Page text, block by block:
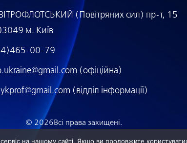
(Повітряних сил) пр-т, 15
м. Київ
00-79
(офіційна)
(відділ інформації)
© 2026 Всі права захищені.
на нашому сайті. Якщо ви продовжите